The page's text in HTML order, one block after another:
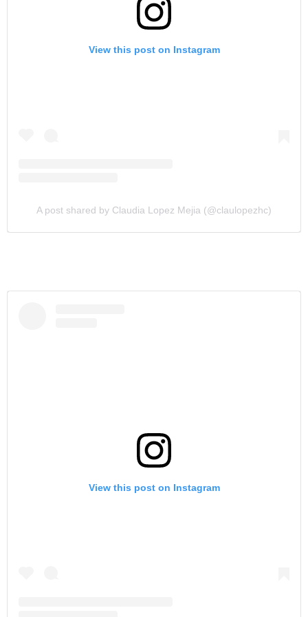
View this post on Instagram
A post shared by Claudia Lopez Mejia (@claulopezhc)
View this post on Instagram